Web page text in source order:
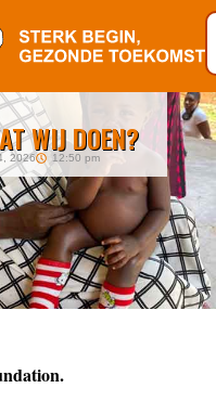
WIJ DOEN?
2026 12:50 pm